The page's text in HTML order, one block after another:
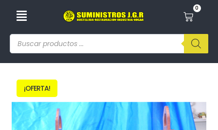
0
¡OFERTA!